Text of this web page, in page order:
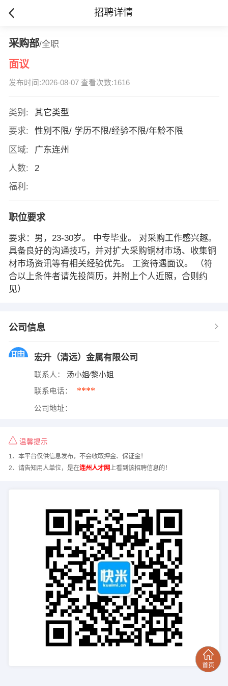
招聘详情
采购部/全职
面议
发布时间:2026-08-07 查看次数:1616
类别:
其它类型
要求:
性别不限/ 学历不限/经验不限/年龄不限
区域:
广东连州
人数:
2
福利:
职位要求
要求：男，23-30岁。 中专毕业。 对采购工作感兴趣。
具备良好的沟通技巧，并对扩大采购铜材市场、收集铜
材市场资讯等有相关经验优先。 工资待遇面议。 （符
合以上条件者请先投简历，并附上个人近照，合则约
见）
公司信息
宏升（清远）金属有限公司
联系人： 汤小姐∕黎小姐
联系电话： ****
公司地址：
温馨提示
1、本平台仅供信息发布，不会收取押金、保证金！
2、请告知用人单位，是在连州人才网上看到该招聘信息的！